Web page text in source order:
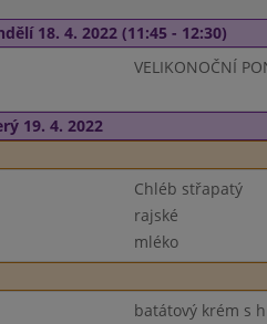
18. 4. 2022 (11:45 - 12:30)
VELIKONOČNÍ
19. 4. 2022
Chléb střapatý
rajské
mléko
batátový krém s